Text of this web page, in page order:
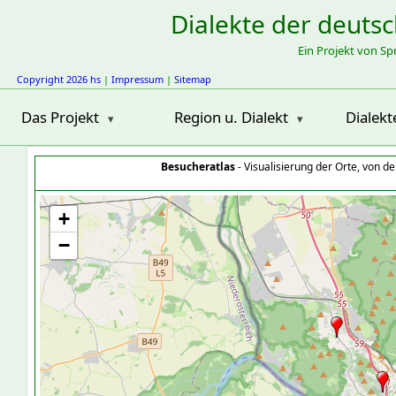
Dialekte der
Ein Projekt von
Copyright 2026 hs | Impressum | Sitemap
Das Projekt Region u. Dialekt
Besucheratlas- Visualisierung der Orte, von
+
−